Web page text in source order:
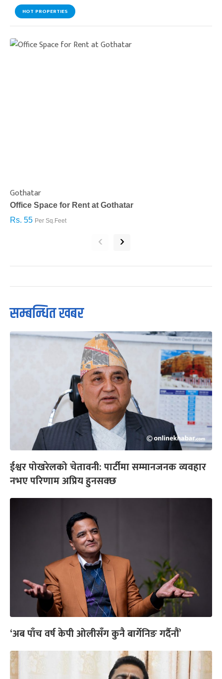
HOT PROPERTIES
Gothatar
Office Space for Rent at Gothatar
Rs. 55 Per Sq.Feet
‹ ›
सम्बन्धित खबर
ईश्वर पोखरेलको चेतावनी: पार्टीमा सम्मानजनक व्यवहार
नभए परिणाम अप्रिय हुनसक्छ
‘अब पाँच वर्ष केपी ओलीसँग कुनै बार्गेनिङ गर्दैनौं’